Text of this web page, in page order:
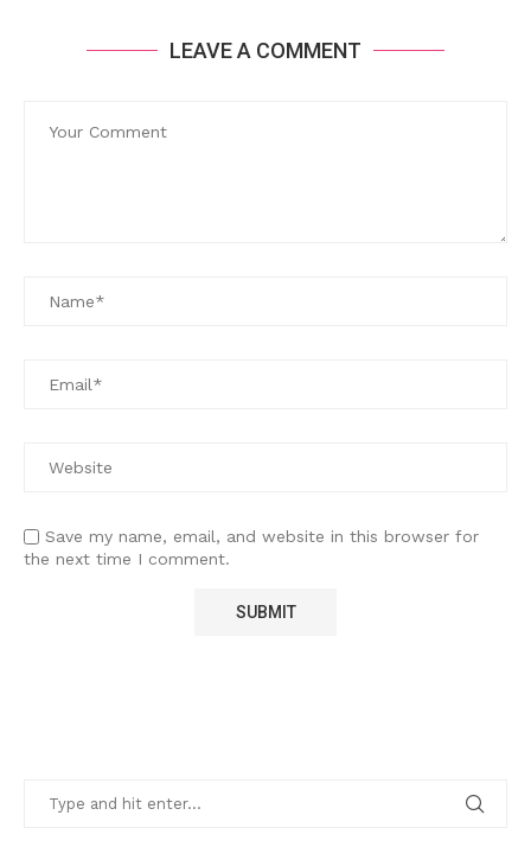
LEAVE A COMMENT
Save my name, email, and website in this browser for
the next time I comment.